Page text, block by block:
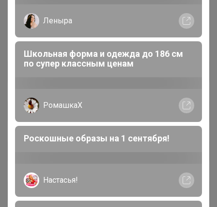
Регистрация
Леныра
Школьная форма и одежда до 186 см
по супер классным ценам
РомашкаХ
Роскошные образы на 1 сентября!
Настасья!